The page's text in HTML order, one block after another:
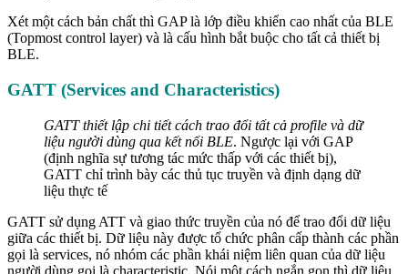
Xét một cách bản chất thì GAP là lớp điều khiển cao nhất của BLE
(Topmost control layer) và là cấu hình bắt buộc cho tất cả thiết bị
BLE.
GATT (Services and Characteristics)
GATT thiết lập chi tiết cách trao đổi tất cả profile và dữ
liệu người dùng qua kết nối BLE. Ngược lại với GAP
(định nghĩa sự tương tác mức thấp với các thiết bị),
GATT chỉ trình bày các thủ tục truyền và định dạng dữ
liệu thực tế
GATT sử dụng ATT và giao thức truyền của nó để trao đổi dữ liệu
giữa các thiết bị. Dữ liệu này được tổ chức phân cấp thành các phần
gọi là services, nó nhóm các phần khái niệm liên quan của dữ liệu
người dùng gọi là characteristic. Nói một cách ngắn gọn thì dữ liệu